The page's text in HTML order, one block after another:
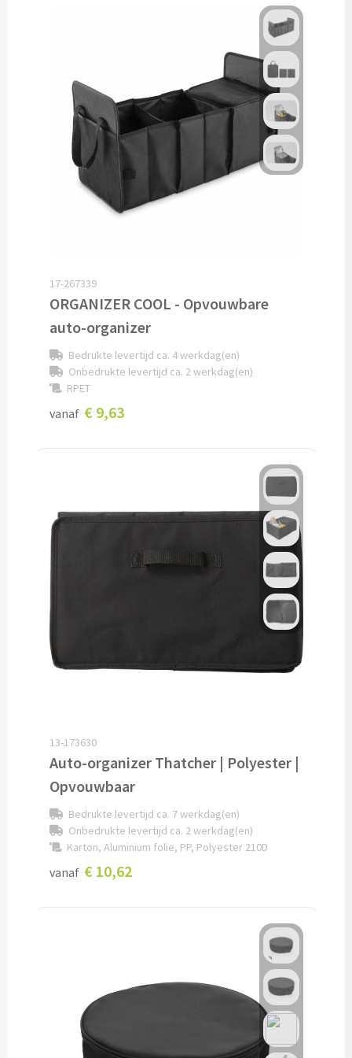
Proteine shakers bedrukken
IJsblokjes bedrukken
Rietjes bedrukken
Custom made drinkflessen
Lunch
Lunchboxen bedrukken
Saladeboxen bedrukken
Pepermunt bedrukken
Snoeppotten bedrukken
Lollies bedrukken
Chocolade & Bonbons bedrukken
Kauwgom bedrukken
Alle snoep artikelen
Brievenbus taarten
Chips & Nootjes bedrukken
17-267339
ORGANIZER COOL - Opvouwbare
auto-organizer
Bedrukte levertijd ca. 4 werkdag(en)
Onbedrukte levertijd ca. 2 werkdag(en)
RPET
vanaf € 9,63
13-173630
Auto-organizer Thatcher | Polyester |
Opvouwbaar
Bedrukte levertijd ca. 7 werkdag(en)
Onbedrukte levertijd ca. 2 werkdag(en)
Karton, Aluminium folie, PP, Polyester 210D
vanaf € 10,62